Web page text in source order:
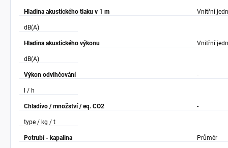
Hladina akustického tlaku v 1 m Vnitřní
dB(A)
Hladina akustického výkonu Vnitřní
dB(A)
Výkon odvlhčování -
l / h
Chladivo / množství / eq. CO2 -
type / kg / t
Potrubí - kapalina Průměr